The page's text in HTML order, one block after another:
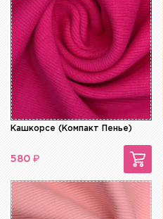
Кашкорсе (Компакт Пенье)
580 ₽